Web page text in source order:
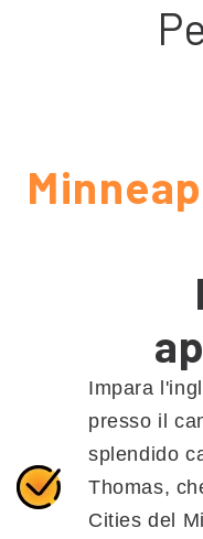
Impara
presso il
splendido
Thomas,
Cities del